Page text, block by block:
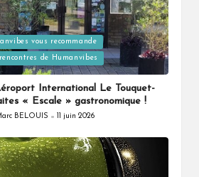
vous recommande
de Humanvibes
International Le Touquet-
« Escale » gastronomique !
BELOUIS 11 juin 2026